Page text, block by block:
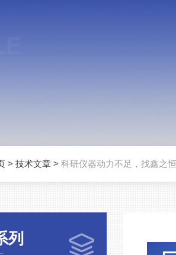
> 技术文章 > 科研仪器动力不足，找鑫之恒
列